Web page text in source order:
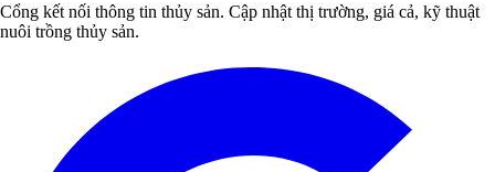
Cổng kết nối thông tin thủy sản. Cập nhật thị trường, giá cả, kỹ thuật
nuôi trồng thủy sản.